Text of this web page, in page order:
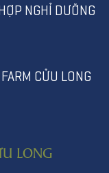
NGHỈ DƯỠNG
CỬU LONG
LONG